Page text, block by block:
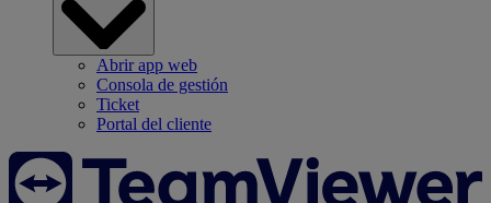
Abrir app web
Consola de gestión
Ticket
Portal del cliente